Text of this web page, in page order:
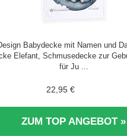
Babydecke mit Namen und
Elefant, Schmusedecke zur
für Ju ...
22,95 €
ZUM TOP ANGEBOT »